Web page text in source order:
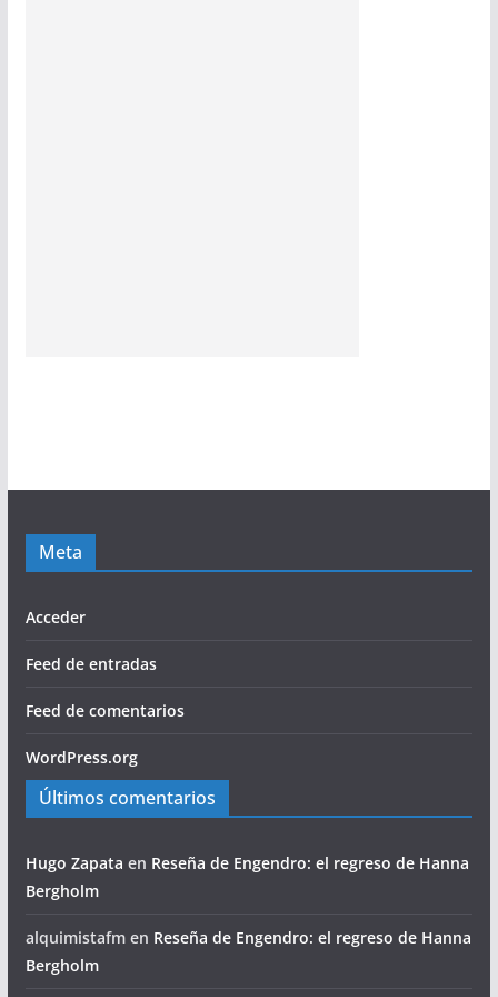
Meta
Acceder
Feed de entradas
Feed de comentarios
WordPress.org
Últimos comentarios
Hugo Zapata en Reseña de Engendro: el regreso de Hanna
Bergholm
alquimistafmen Reseña de Engendro: el regreso de Hanna
Bergholm